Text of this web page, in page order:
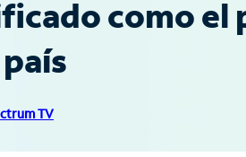
como el
TV